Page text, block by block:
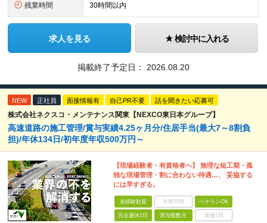
残業時間 30時間以内
求人を見る 検討中に入れる
掲載終了予定日： 2026.08.20
NEW 正社員 面接情報有 自己PR不要 話を聞きたい応募可
株式会社ネクスコ・メンテナンス関東【NEXCO東日本グループ】
高速道路の施工管理/賞与実績4.25ヶ月分/住居手当(最大7～8割負
担)/年休134日/初年度年収500万円～
【現場経験者・有資格者へ】 無理な短工期・孤
独な現場管理・割に合わない待遇…、 妥協する
には早すぎる。
未経験歓迎 学歴不問 ベテランOK
完全週休2日 賞与複数月 面接1回